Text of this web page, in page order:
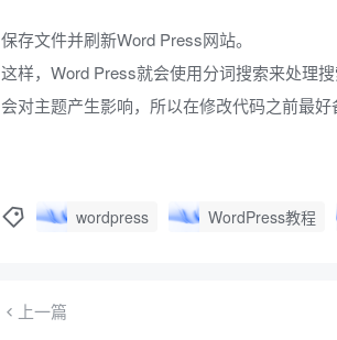
保存文件并刷新Word Press网站。
这样，Word Press就会使用分词搜索来处理
会对主题产生影响，所以在修改代码之前最好
wordpress WordPress教程
上一篇